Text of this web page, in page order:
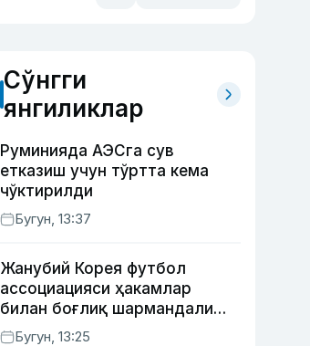
Сўнгги
янгиликлар
Руминияда АЭСга сув
етказиш учун тўртта кема
чўктирилди
Бугун, 13:37
Жанубий Корея футбол
ассоциацияси ҳакамлар
билан боғлиқ шармандали
ҳолат бўйича баёнот берди
Бугун, 13:25